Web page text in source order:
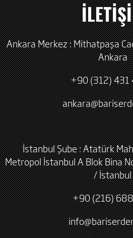
Ankara Merkez : Mithatpaşa
Ankara
+90 (312) 431
İstanbul Şube : Atatürk
Metropol İstanbul A Blok Bina
/ İstanbul
+90 (216)